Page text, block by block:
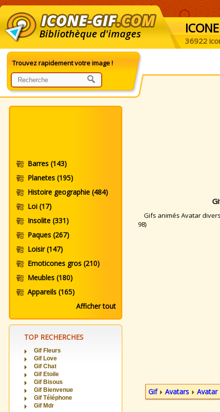
Bibliothèque d'images ICONE
36922
Trouvez rapidement votre image !
Barres (143)
Planetes (195)
Histoire geographie (484)
Loi (17)
Insolite (331)
Paques (267)
Loisir(147)
Emoticones gros (210)
Meubles (180)
Appareils (165)
Afficher tout
TOP RECHERCHES
Gif Fleurs
Gif Love
Gif Chat
Gif Etoile
Gif Bisous
Gif Bienvenue
Gif Téléphone
Gif Mdr
Gifs animés Avatar
98)
Gif Avatars Avatar